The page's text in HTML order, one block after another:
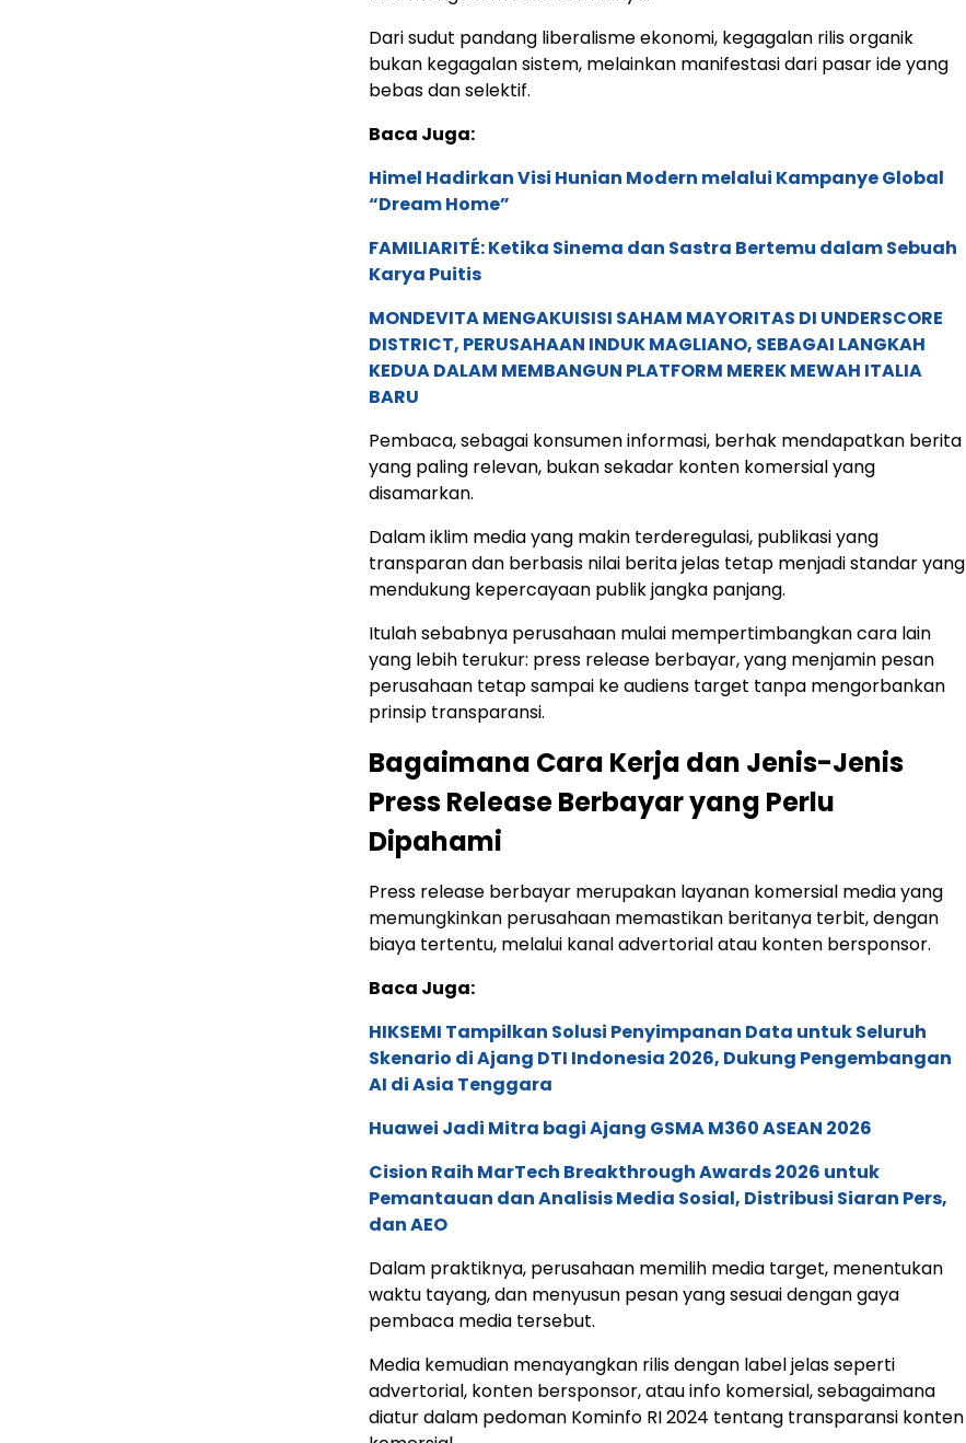
Dari sudut pandang liberalisme ekonomi, kegagalan rilis organik
bukan kegagalan sistem, melainkan manifestasi dari pasar ide yang
bebas dan selektif.
Baca Juga:
Himel Hadirkan Visi Hunian Modern melalui Kampanye Global
“Dream Home”
FAMILIARITÉ: Ketika Sinema dan Sastra Bertemu dalam Sebuah
Karya Puitis
MONDEVITA MENGAKUISISI SAHAM MAYORITAS DI UNDERSCORE
DISTRICT, PERUSAHAAN INDUK MAGLIANO, SEBAGAI LANGKAH
KEDUA DALAM MEMBANGUN PLATFORM MEREK MEWAH ITALIA
BARU
Pembaca, sebagai konsumen informasi, berhak mendapatkan berita
yang paling relevan, bukan sekadar konten komersial yang
disamarkan.
Dalam iklim media yang makin terderegulasi, publikasi yang
transparan dan berbasis nilai berita jelas tetap menjadi standar yang
mendukung kepercayaan publik jangka panjang.
Itulah sebabnya perusahaan mulai mempertimbangkan cara lain
yang lebih terukur: press release berbayar, yang menjamin pesan
perusahaan tetap sampai ke audiens target tanpa mengorbankan
prinsip transparansi.
Bagaimana Cara Kerja dan Jenis-Jenis
Press Release Berbayar yang Perlu
Dipahami
Press release berbayar merupakan layanan komersial media yang
memungkinkan perusahaan memastikan beritanya terbit, dengan
biaya tertentu, melalui kanal advertorial atau konten bersponsor.
Baca Juga:
HIKSEMI Tampilkan Solusi Penyimpanan Data untuk Seluruh
Skenario di Ajang DTI Indonesia 2026, Dukung Pengembangan
AI di Asia Tenggara
Huawei Jadi Mitra bagi Ajang GSMA M360 ASEAN 2026
Cision Raih MarTech Breakthrough Awards 2026 untuk
Pemantauan dan Analisis Media Sosial, Distribusi Siaran Pers,
dan AEO
Dalam praktiknya, perusahaan memilih media target, menentukan
waktu tayang, dan menyusun pesan yang sesuai dengan gaya
pembaca media tersebut.
Media kemudian menayangkan rilis dengan label jelas seperti
advertorial, konten bersponsor, atau info komersial, sebagaimana
diatur dalam pedoman Kominfo RI 2024 tentang transparansi konten